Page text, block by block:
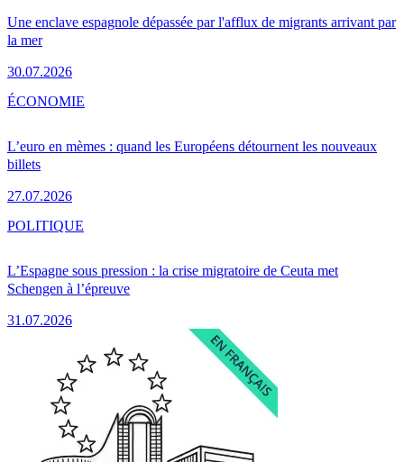
Une enclave espagnole dépassée par l'afflux de migrants arrivant par
la mer
30.07.2026
L’euro en mèmes : quand les Européens détournent les nouveaux
billets
27.07.2026
ÉCONOMIE
L’Espagne sous pression : la crise migratoire de Ceuta met
Schengen à l’épreuve
31.07.2026
POLITIQUE